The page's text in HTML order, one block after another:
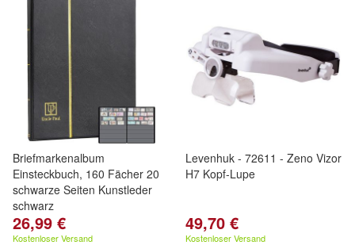
Briefmarkenalbum
Einsteckbuch, 160 Fächer 20
schwarze Seiten Kunstleder
schwarz
26,99 €
Kostenloser Versand
Levenhuk - 72611 - Zeno Vizor
H7 Kopf-Lupe
49,70 €
Kostenloser Versand